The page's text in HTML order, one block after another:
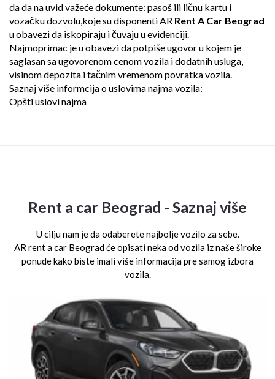
da da na uvid važeće dokumente: pasoš ili ličnu kartu i
vozačku dozvolu,koje su disponenti AR Rent A Car Beograd
u obavezi da iskopiraju i čuvaju u evidenciji.
Najmoprimac je u obavezi da potpiše ugovor u kojem je
saglasan sa ugovorenom cenom vozila i dodatnih usluga,
visinom depozita i tačnim vremenom povratka vozila.
Saznaj više informcija o uslovima najma vozila:
Opšti uslovi najma
Rent a car Beograd - Saznaj više
U cilju nam je da odaberete najbolje vozilo za sebe.
AR rent a car Beograd će opisati neka od vozila iz naše široke
ponude kako biste imali više informacija pre samog izbora
vozila.